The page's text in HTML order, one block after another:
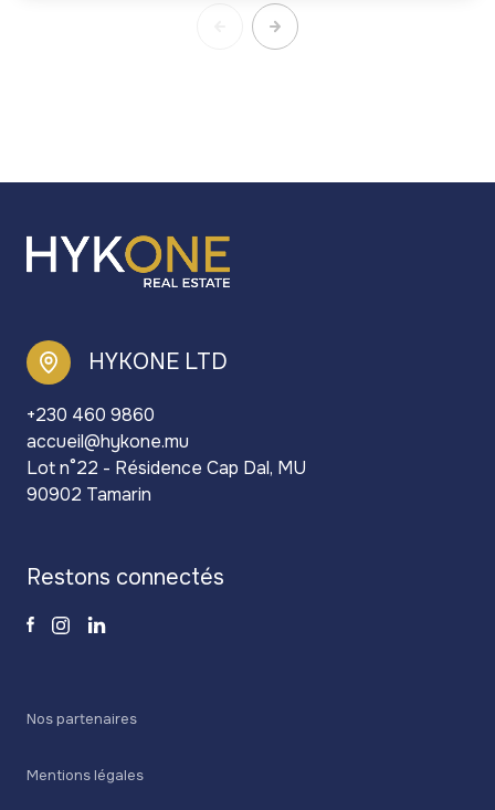
HYKONE LTD
+230 460 9860
accueil@hykone.mu
Lot n°22 - Résidence Cap Dal, MU
90902 Tamarin
restons connectés
Nos partenaires
Mentions légales